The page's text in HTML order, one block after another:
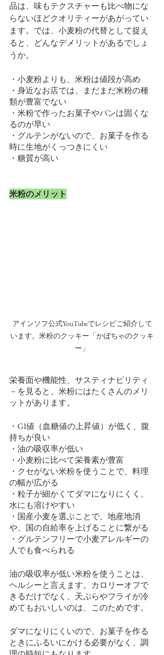
品は、味もテクスチャーも比べ物にな
らないほどクオリティーがあがってい
ます。では、小麦粉の代替として捉え
ると、どんなデメリットがあるでしょ
うか。
・小麦粉よりも、米粉は値段が高め
・身近なお店では、まだまだ米粉の種
類が豊富でない
・米粉で作ったお菓子やパンは固くな
るのが早い
・グルテンがないので、お菓子を作る
時に生地がくっつきにくい
・糖質が高い
米粉のメリット
アインソフ公式YouTubeでレシピご紹介して
います。米粉のクッキー「かぼちゃのクッキ
ー」
栄養面や機能性、サスティナビリティ
－を見ると、米粉にはたくさんのメリ
ットがあります。
・GI値（血糖値の上昇値）が低く、腹
持ちが良い
・油の吸収率が低い
・小麦粉に比べて栄養素が豊富
・クセがない米粉を使うことで、料理
の幅が広がる
・粒子が細かくてダマになりにくく、
水にも溶けやすい
・国産小麦を選ぶことで、地産地消
や、国の自給率を上げることに繋がる
・グルテンフリーで小麦アレルギーの
人でも食べられる
油の吸収率が低い米粉を使うことは、
ヘルシーと言えます。カロリーオフで
きるだけでなく、天ぷらやフライが冷
めてもおいしいのは、このためです。
ダマになりにくいので、お菓子を作る
ときにふるいにかける必要がなく、調